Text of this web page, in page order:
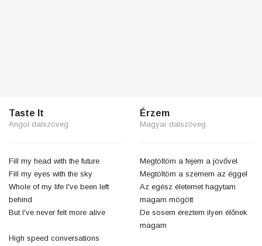
Taste It
Angol dalszöveg
Fill my head with the future
Fill my eyes with the sky
Whole of my life I've been left
behind
But I've never felt more alive
High speed conversations
Érzem
Magyar dalszöveg
Megtöltöm a fejem a jövővel
Megtöltöm a szemem az éggel
Az egész életemet hagytam
magam mögött
De sosem éreztem ilyen élőnek
magam